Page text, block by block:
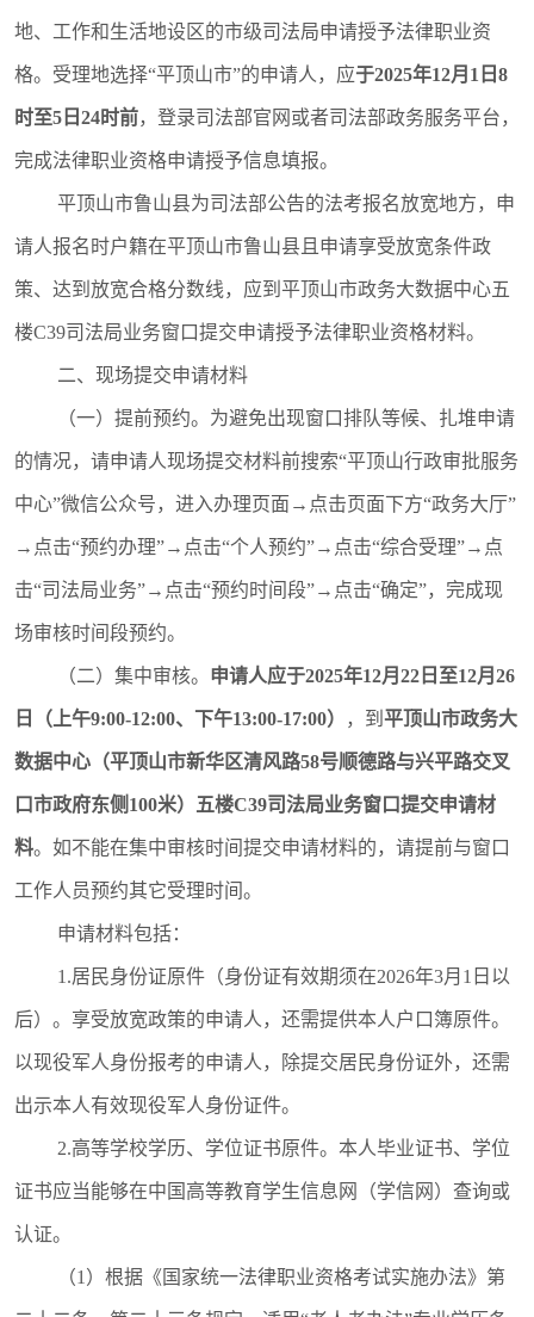
仲裁工作
法律职业资
格考试
查询服务
地、工作和生活地设区的市级司法局申请授予法律职业资
格。受理地选择“平顶山市”的申请人，应于2025年12月 1 日 8
时至5 日24时前，登录司法部官网 或者司法部政务服务平台，
完成法律职业资格申请授予信息填报。
平顶山市鲁山县为司法部公告的法考报名放宽地方，申
请人报名时户籍在平顶山市鲁山县且申请享受放宽条件政
策、 达到放宽合格分数线， 应到平顶山市政务大数据中心五
楼C39司法局业务窗口提交申请授予法律职业资格材料。
二、现场提交申请材料
（一）提前预约。 为避免出现窗口排队等候、扎堆申请
的情况，请申请人现场提交材料前搜索“平顶山行政审批服务
中心”微信公众号，进入办理页面 → 点击页面下方“政务大厅”
→ 点击“预约办理”→ 点击“个人预约”→ 点击“综合受理”→ 点
击“司法局业务”→ 点击“预约时间段”→ 点击“确定”，完成现
场审核时间段预约。
（二）集中审核。 申请人应于2025年12月22日至12月26
日（上午9:00-12:00、下午13:00-17:00） ，到 平顶山市政务大
数据中心（平顶山市新华区清风路58号顺德路与兴平路交叉
口市政府东侧100米）五楼C39司法局业务窗口提交申请材
料。如不能在集中审核时间提交申请材料的，请提前与窗口
工作人员预约其它受理时间。
申请材料包括：
1.居民身份证原件（身份证有效期须在2026年3月1日以
后）。享受放宽政策的申请人，还需提供本人户口簿原件。
以现役军人身份报考的申请人，除提交居民身份证外，还需
出示本人有效现役军人身份证件。
2.高等学校学历、学位证书原件。本人毕业证书、学位
证书应当能够在中国高等教育学生信息网（学信网）查询或
认证。
（1）根据《国家统一法律职业资格考试实施办法》第